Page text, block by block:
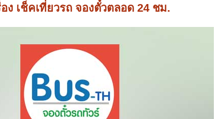
ง เช็คเที่ยวรถ จองตั๋วตลอด 24 ชม.